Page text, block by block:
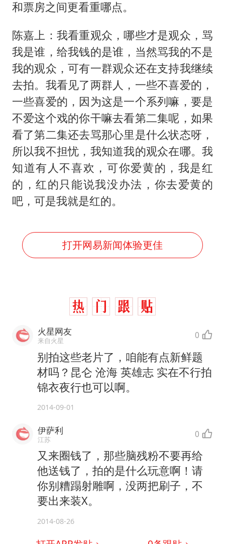
和票房之间更看重哪点。
陈嘉上：我看重观众，哪些才是观众，骂
我是谁，给我钱的是谁，当然骂我的不是
我的观众，可有一群观众还在支持我继续
去拍。我看见了两群人，一些不喜爱的，
一些喜爱的，因为这是一个系列嘛，要是
不爱这个戏的你干嘛去看第二集呢，如果
看了第二集还去骂那心里是什么状态呀，
所以我不担忧，我知道我的观众在哪。我
知道有人不喜欢，可你爱黄的，我是红
的，红的只能说我没办法，你去爱黄的
吧，可是我就是红的。
打开网易新闻体验更佳
火星网友
来自火星 0
别拍这些老片了，咱能有点新鲜题
材吗？昆仑 沧海 英雄志 实在不行拍
锦衣夜行也可以啊。
2014-09-01
伊萨利
江苏 0
又来圈钱了，那些脑残粉不要再给
他送钱了，拍的是什么玩意啊！请
你别糟蹋射雕啊，没两把刷子，不
要出来装X。
2014-08-26